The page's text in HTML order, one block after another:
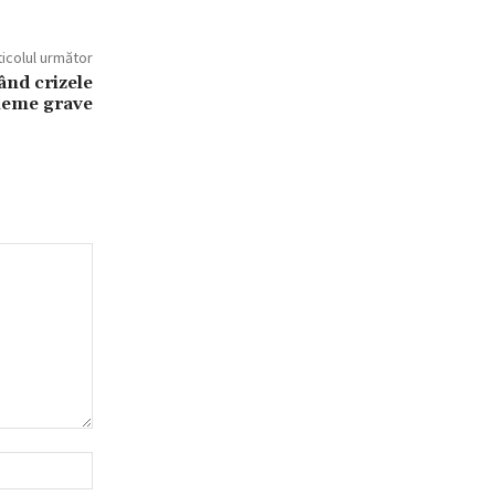
următor
crizele
grave